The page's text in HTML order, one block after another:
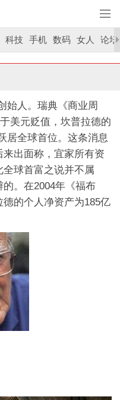
科技 手机 数码 女人 论坛
始人。瑞典《商业周
美元贬值，坎普拉德的
居全球首位。这条消息
出面称，宜家所有资
球首富之说并不属
。在2004年《福布
的个人净资产为185亿